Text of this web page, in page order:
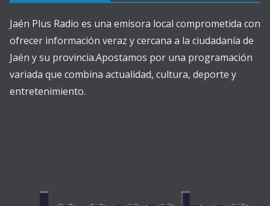
Jaén Plus Radio es una emisora local comprometida con
ofrecer información veraz y cercana a la ciudadanía de
Jaén y su provincia.Apostamos por una programación
variada que combina actualidad, cultura, deporte y
entretenimiento.